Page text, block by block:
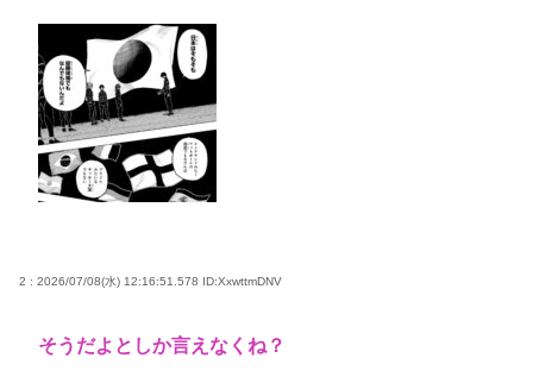
す…」
【大甲子園】被災地熊本県が涙 初出場の熊本代表有
明高校、京都立命館に9回裏2アウトから逆転勝利
X「B’z、ミスチル、サザン、ドリカム、スピッツが
まだ現役なの凄いよな。今の歌手が30年後にやれて
される その名も「ゆーあーすらっがー」
(CV子安武人)が安定のやりたい放題で話題に
2 : 2026/07/08(水) 12:16:51.578 ID:XxwttmDNV
そうだよとしか言えなくね？